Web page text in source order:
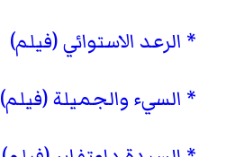
الرعد الاستوائي (فيلم)
السيء والجميلة (فيلم)